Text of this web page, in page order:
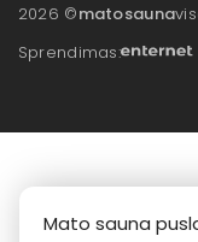
2026 ©matosauna
Sprendimas:
Mato sauna